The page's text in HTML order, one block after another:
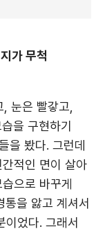
가 무척
눈은 빨갛고,
을 구현하기
을 봤다. 그런데
적인 면이 살아
으로 바꾸게
을 앓고 계셔서
었다. 그래서